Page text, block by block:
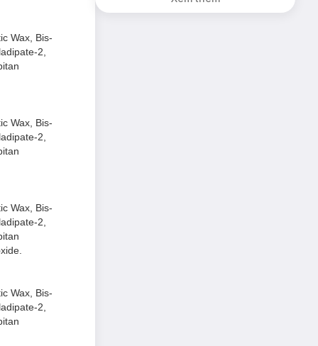
Wax, Bis-
2,
Wax, Bis-
2,
Wax, Bis-
2,
Wax, Bis-
2,
1.5g (SL có hạn)